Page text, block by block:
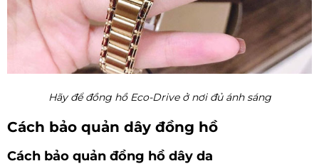
Hãy để đồng hồ Eco-Drive ở nơi đủ ánh sáng
Cách bảo quản dây đồng hồ
Cách bảo quản đồng hồ dây da